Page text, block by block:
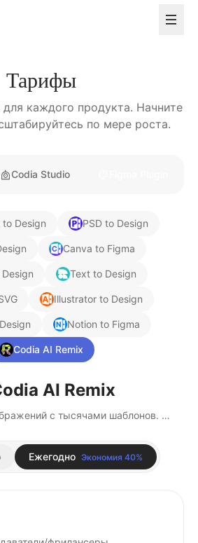
Тарифы
каждого продукта. Начните
по мере роста.
Codia Studio
to Design PSD to Design
Canva to Figma
Text to Design
Illustrator to Design
Notion to Figma
Codia AI Remix
AI Remix
ИИ-генерация изображений с тысячами шаблонов. Создавайте бесконечные творческие вариации мгновенно.
Ежегодно Экономия 40%